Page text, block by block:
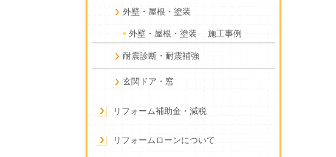
外壁・屋根・塗装
外壁・屋根・塗装 施工事例
耐震診断・耐震補強
玄関ドア・窓
リフォーム補助金・減税
リフォームローンについて